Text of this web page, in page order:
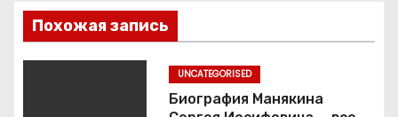
а
п
Похожая запись
UNCATEGORISED
Биография Манякина